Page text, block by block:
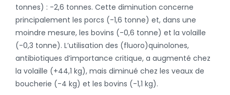
tonnes) : -2,6 tonnes. Cette diminution concerne
principalement les porcs (-1,6 tonne) et, dans une
moindre mesure, les bovins (-0,6 tonne) et la volaille
(-0,3 tonne). L’utilisation des (fluoro)quinolones,
antibiotiques d’importance critique, a augmenté chez
la volaille (+44,1 kg), mais diminué chez les veaux de
boucherie (-4 kg) et les bovins (-1,1 kg).